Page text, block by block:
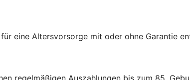
eine Altersvorsorge mit oder ohne Garantie
regelmäßigen Auszahlungen bis zum 85.